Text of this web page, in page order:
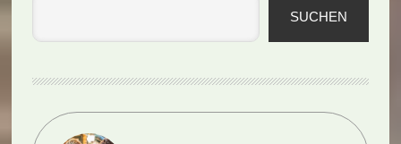
SUCHEN